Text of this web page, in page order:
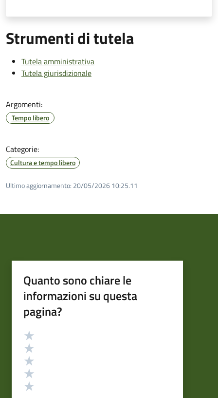
Strumenti di tutela
Tutela amministrativa
Tutela giurisdizionale
Argomenti:
Tempo libero
Categorie:
Cultura e tempo libero
Ultimo aggiornamento: 20/05/2026 10:25.11
Quanto sono chiare le
informazioni su questa
pagina?
Valutazione